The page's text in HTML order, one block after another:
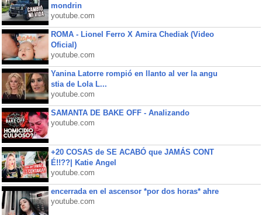
mondrin
youtube.com
ROMA - Lionel Ferro X Amira Chediak (Video
Oficial)
youtube.com
Yanina Latorre rompió en llanto al ver la angu
stia de Lola L...
youtube.com
SAMANTA DE BAKE OFF - Analizando
youtube.com
+20 COSAS de SE ACABÓ que JAMÁS CONT
É!!??| Katie Angel
youtube.com
encerrada en el ascensor *por dos horas* ahre
youtube.com